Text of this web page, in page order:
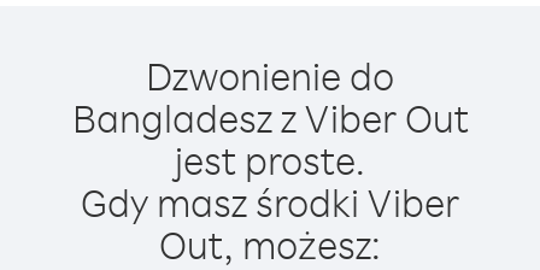
Dzwonienie do
Bangladesz z Viber Out
jest proste.
Gdy masz środki Viber
Out, możesz: